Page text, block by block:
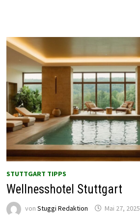
STUTTGART TIPPS
Wellnesshotel Stuttgart
von Stuggi Redaktion Mai 27, 2025